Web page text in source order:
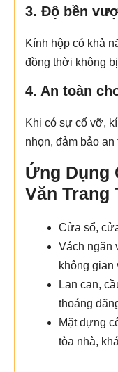
3. Độ bền
Kính hộp có khả
đồng thời không
4. An toàn
Khi có sự cố vỡ,
nhọn, đảm bảo
Ứng Dụng
Văn Trang
Cửa sổ,
Vách ngăn
không gian
Lan can,
thoáng
Mặt dựng
tòa nhà,